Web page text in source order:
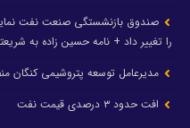
صندوق بازنشستگی صنعت نفت
را تغییر داد + نامه حسین زاده به
مدیرعامل توسعه پتروشیمی کنگان
افت حدود ۳ درصدی قیمت نفت